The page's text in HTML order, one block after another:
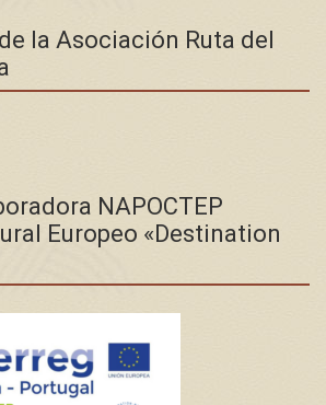
la Asociación Ruta del
NAPOCTEP
Europeo «Destination